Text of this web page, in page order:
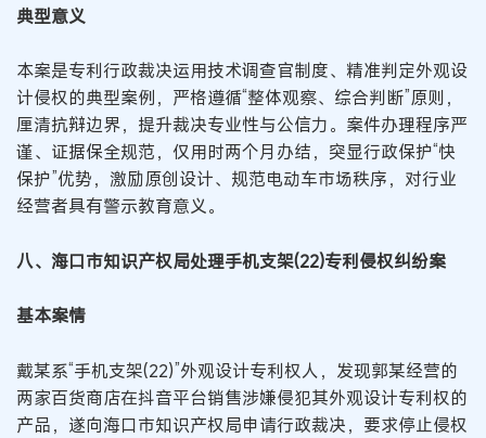
典型意义
本案是专利行政裁决运用技术调查官制度、精准判定外观设
计侵权的典型案例，严格遵循“整体观察、综合判断”原则，
厘清抗辩边界，提升裁决专业性与公信力。案件办理程序严
谨、证据保全规范，仅用时两个月办结，突显行政保护“快
保护”优势，激励原创设计、规范电动车市场秩序，对行业
经营者具有警示教育意义。
八、海口市知识产权局处理手机支架(22)专利侵权纠纷案
基本案情
戴某系“手机支架(22)”外观设计专利权人，发现郭某经营的
两家百货商店在抖音平台销售涉嫌侵犯其外观设计专利权的
产品，遂向海口市知识产权局申请行政裁决，要求停止侵权